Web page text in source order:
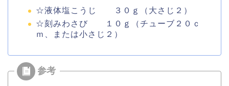
☆液体塩こうじ ３０ｇ（大さじ２）
☆刻みわさび １０ｇ（チューブ２０ｃ
ｍ、または小さじ２）